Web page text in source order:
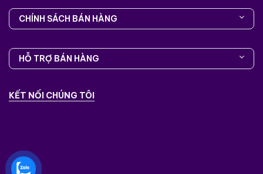
hành. Đây là lựa chọn lý tưởng cho những ai
đang tìm kiếm giải pháp chà nhám chất lượng
nghiệp.
CHÍNH SÁCH BÁN HÀNG
HỖ TRỢ BÁN HÀNG
KẾT NỐI CHÚNG TÔI